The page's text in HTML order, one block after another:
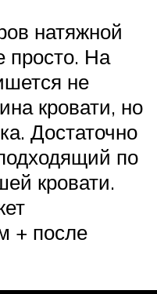
натяжной
просто. На
не
кровати, но
Достаточно
по
кровати.
+ после